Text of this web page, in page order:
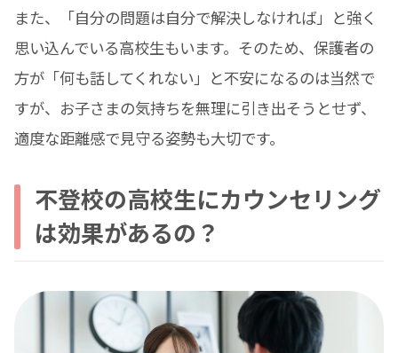
また、「自分の問題は自分で解決しなければ」と強く
思い込んでいる高校生もいます。そのため、保護者の
方が「何も話してくれない」と不安になるのは当然で
すが、お子さまの気持ちを無理に引き出そうとせず、
適度な距離感で見守る姿勢も大切です。
不登校の高校生にカウンセリング
は効果があるの？